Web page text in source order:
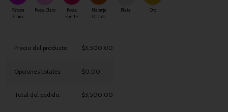
Púrpura
Claro
Rosa Claro
Rosa
Fuerte
Naranja
Oscuro
Plata Oro
Precio del producto: $3,500.00
Opciones totales: $0.00
Total del pedido: $3,500.00